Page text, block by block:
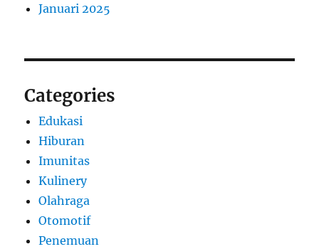
Januari 2025
Categories
Edukasi
Hiburan
Imunitas
Kulinery
Olahraga
Otomotif
Penemuan